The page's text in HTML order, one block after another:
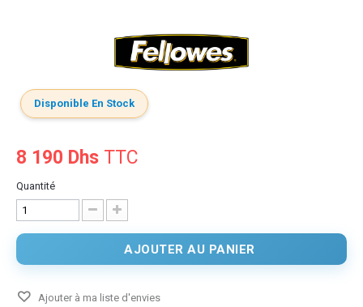
Disponible En Stock
8 190 Dhs TTC
Quantité
AJOUTER AU PANIER
Ajouter à ma liste d'envies